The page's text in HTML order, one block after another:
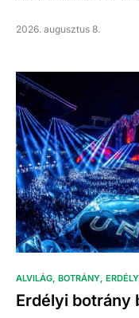
2026. augusztus 8.
ALVILÁG BOTRÁNY ERDÉLY
Erdélyi botrány